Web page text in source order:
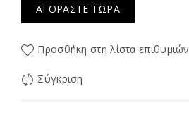
ΑΓΟΡΆΣΤΕ ΤΏΡΑ
Προσθήκη στη λίστα επιθυμιών
Σύγκριση